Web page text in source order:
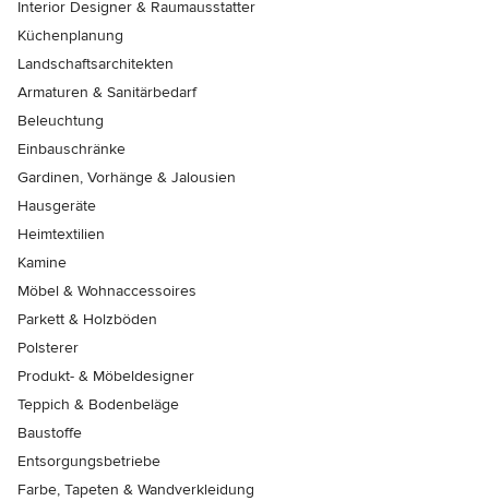
Interior Designer & Raumausstatter
Küchenplanung
Landschaftsarchitekten
Armaturen & Sanitärbedarf
Beleuchtung
Einbauschränke
Gardinen, Vorhänge & Jalousien
Hausgeräte
Heimtextilien
Kamine
Möbel & Wohnaccessoires
Parkett & Holzböden
Polsterer
Produkt- & Möbeldesigner
Teppich & Bodenbeläge
Baustoffe
Entsorgungsbetriebe
Farbe, Tapeten & Wandverkleidung